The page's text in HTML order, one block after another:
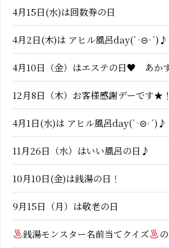
4月15日(水)は回数券の日
4月2日(木)は アヒル風呂day(`·⊝·´)♪
4月10日（金）はエステの日♥ あか
12月8日（木）お客様感謝デーです★！
4月1日(水)は アヒル風呂day(`·⊝·´)♪
11月26日（水）はいい風呂の日♪
10月10日(金)は銭湯の日！
9月15日（月）は敬老の日
銭湯モンスター名前当てクイズ